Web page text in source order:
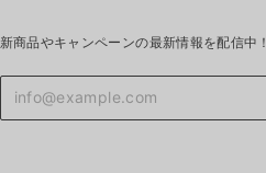
新商品やキャンペーンの最新情報を配信中！